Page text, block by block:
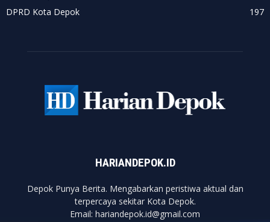
DPRD Kota Depok
197
HARIANDEPOK.ID
Depok Punya Berita. Mengabarkan peristiwa aktual dan
terpercaya sekitar Kota Depok.
Email: hariandepok.id@gmail.com